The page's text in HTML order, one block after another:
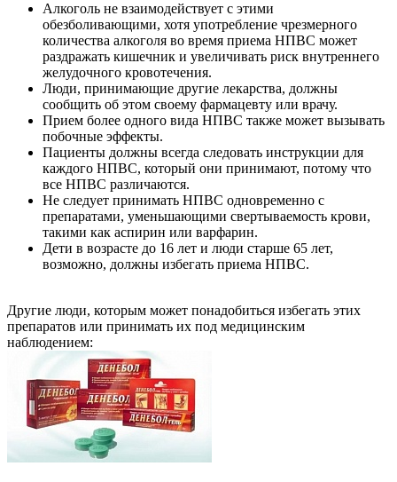
Алкоголь не взаимодействует с этими
обезболивающими, хотя употребление чрезмерного
количества алкоголя во время приема НПВС может
раздражать кишечник и увеличивать риск внутреннего
желудочного кровотечения.
Люди, принимающие другие лекарства, должны
сообщить об этом своему фармацевту или врачу.
Прием более одного вида НПВС также может вызывать
побочные эффекты.
Пациенты должны всегда следовать инструкции для
каждого НПВС, который они принимают, потому что
все НПВС различаются.
Не следует принимать НПВС одновременно с
препаратами, уменьшающими свертываемость крови,
такими как аспирин или варфарин.
Дети в возрасте до 16 лет и люди старше 65 лет,
возможно, должны избегать приема НПВС.
Другие люди, которым может понадобиться избегать этих
препаратов или принимать их под медицинским
наблюдением: